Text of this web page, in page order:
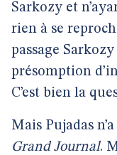
Sarkozy et
rien à se
passage
présomption
C’est bien la
Mais Pujadas
Grand Journal.